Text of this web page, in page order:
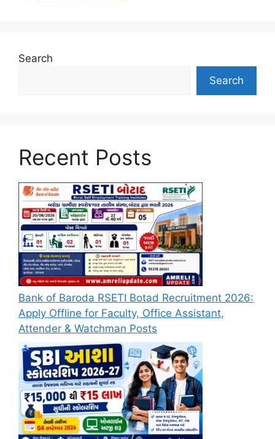
Search
Search
Recent Posts
Bank of Baroda RSETI Botad Recruitment 2026:
Apply Offline for Faculty, Office Assistant,
Attender & Watchman Posts